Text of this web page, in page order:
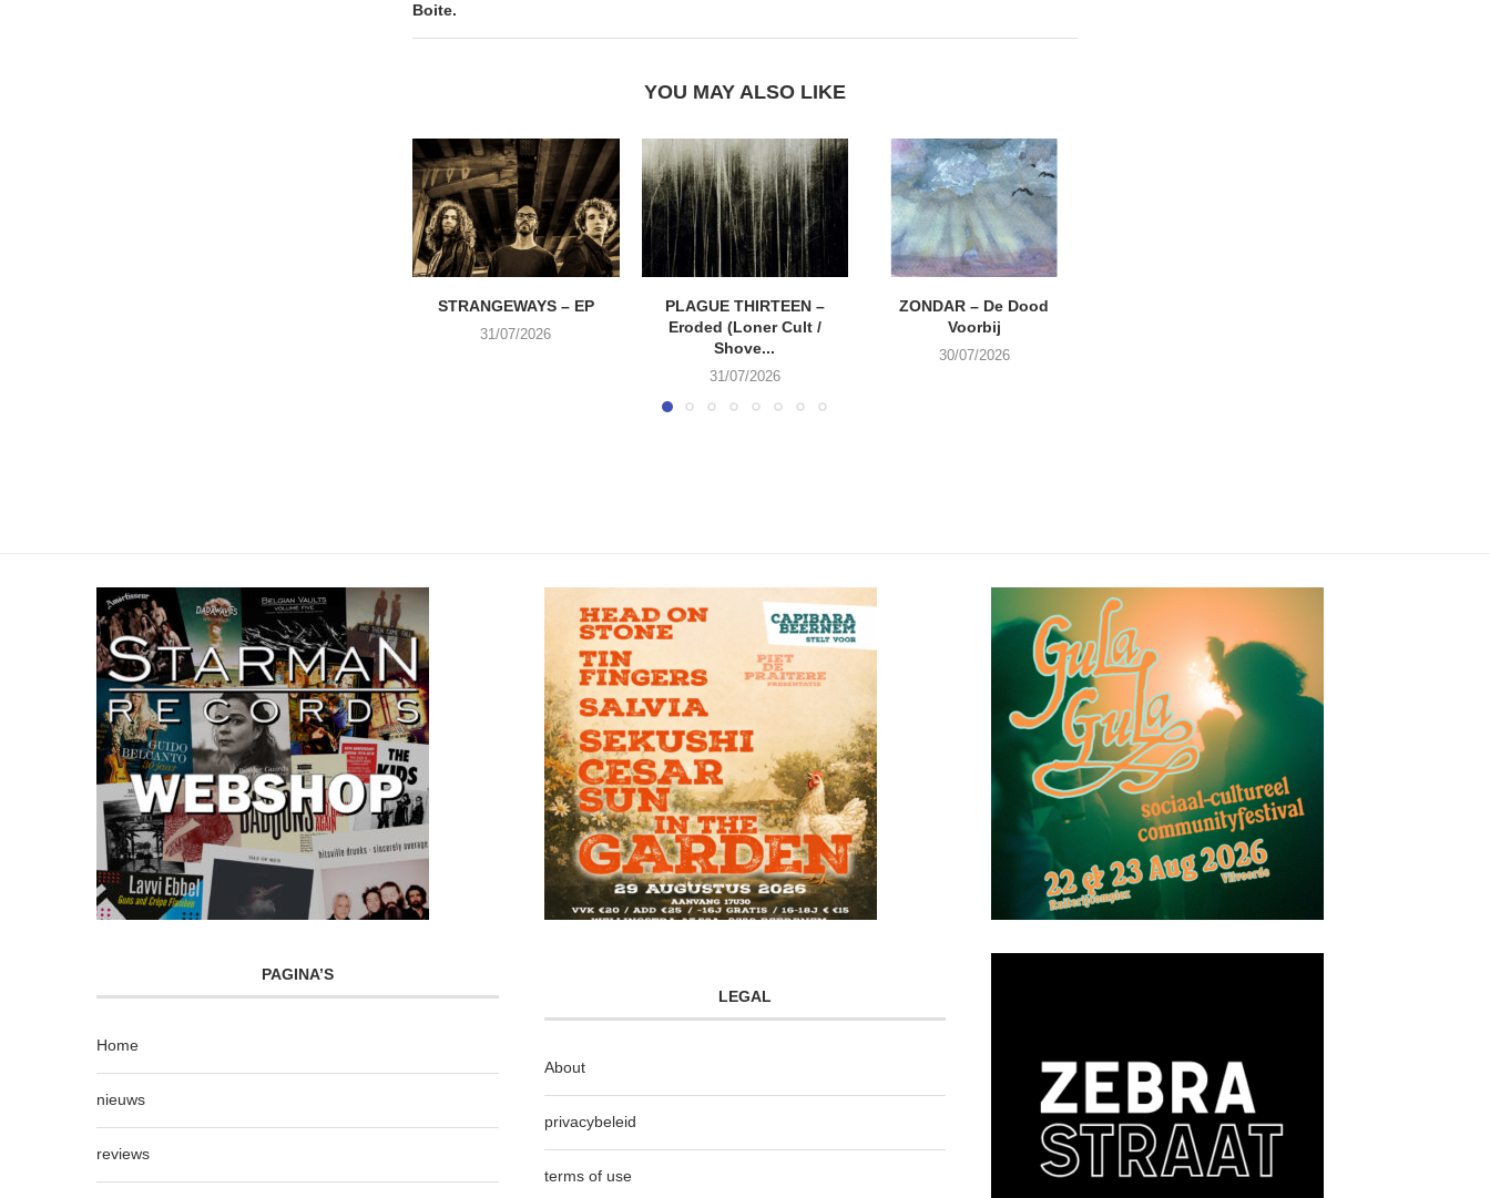
Boite.
YOU MAY ALSO LIKE
STRANGEWAYS – EP
31/07/2026
PLAGUE THIRTEEN –
Eroded (Loner Cult /
Shove...
31/07/2026
ZONDAR – De Dood
Voorbij
30/07/2026
PAGINA’S
Home
nieuws
reviews
LEGAL
About
privacybeleid
terms of use